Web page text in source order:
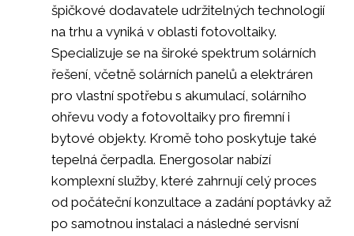
špičkové dodavatele udržitelných technologií
na trhu a vyniká v oblasti fotovoltaiky.
Specializuje se na široké spektrum solárních
řešení, včetně solárních panelů a elektráren
pro vlastní spotřebu s akumulací, solárního
ohřevu vody a fotovoltaiky pro firemní i
bytové objekty. Kromě toho poskytuje také
tepelná čerpadla. Energosolar nabízí
komplexní služby, které zahrnují celý proces
od počáteční konzultace a zadání poptávky až
po samotnou instalaci a následné servisní